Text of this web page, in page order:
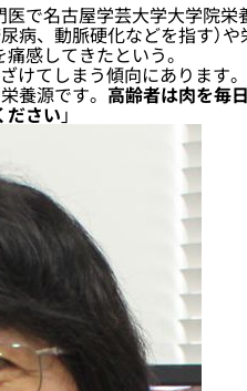
で名古屋学芸大学大学院栄
病、動脈硬化などを指す）
感してきたという。
けてしまう傾向にあります
養源です。 高齢者は肉を毎
ださい 」